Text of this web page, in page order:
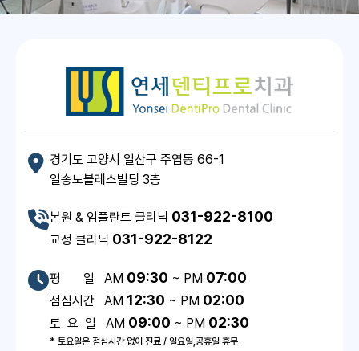
경기도 고양시 일산구 주엽동 66-1
일송노블레스빌딩 3층
본원 & 임플란트 클리닉 031-922-8100
교정 클리닉 031-922-8122
평 일 AM 09:30 ~ PM 07:00
점심시간 AM 12:30 ~ PM 02:00
토 요 일 AM 09:00 ~ PM 02:30
* 토요일은 점심시간 없이 진료 / 일요일,공휴일 휴무